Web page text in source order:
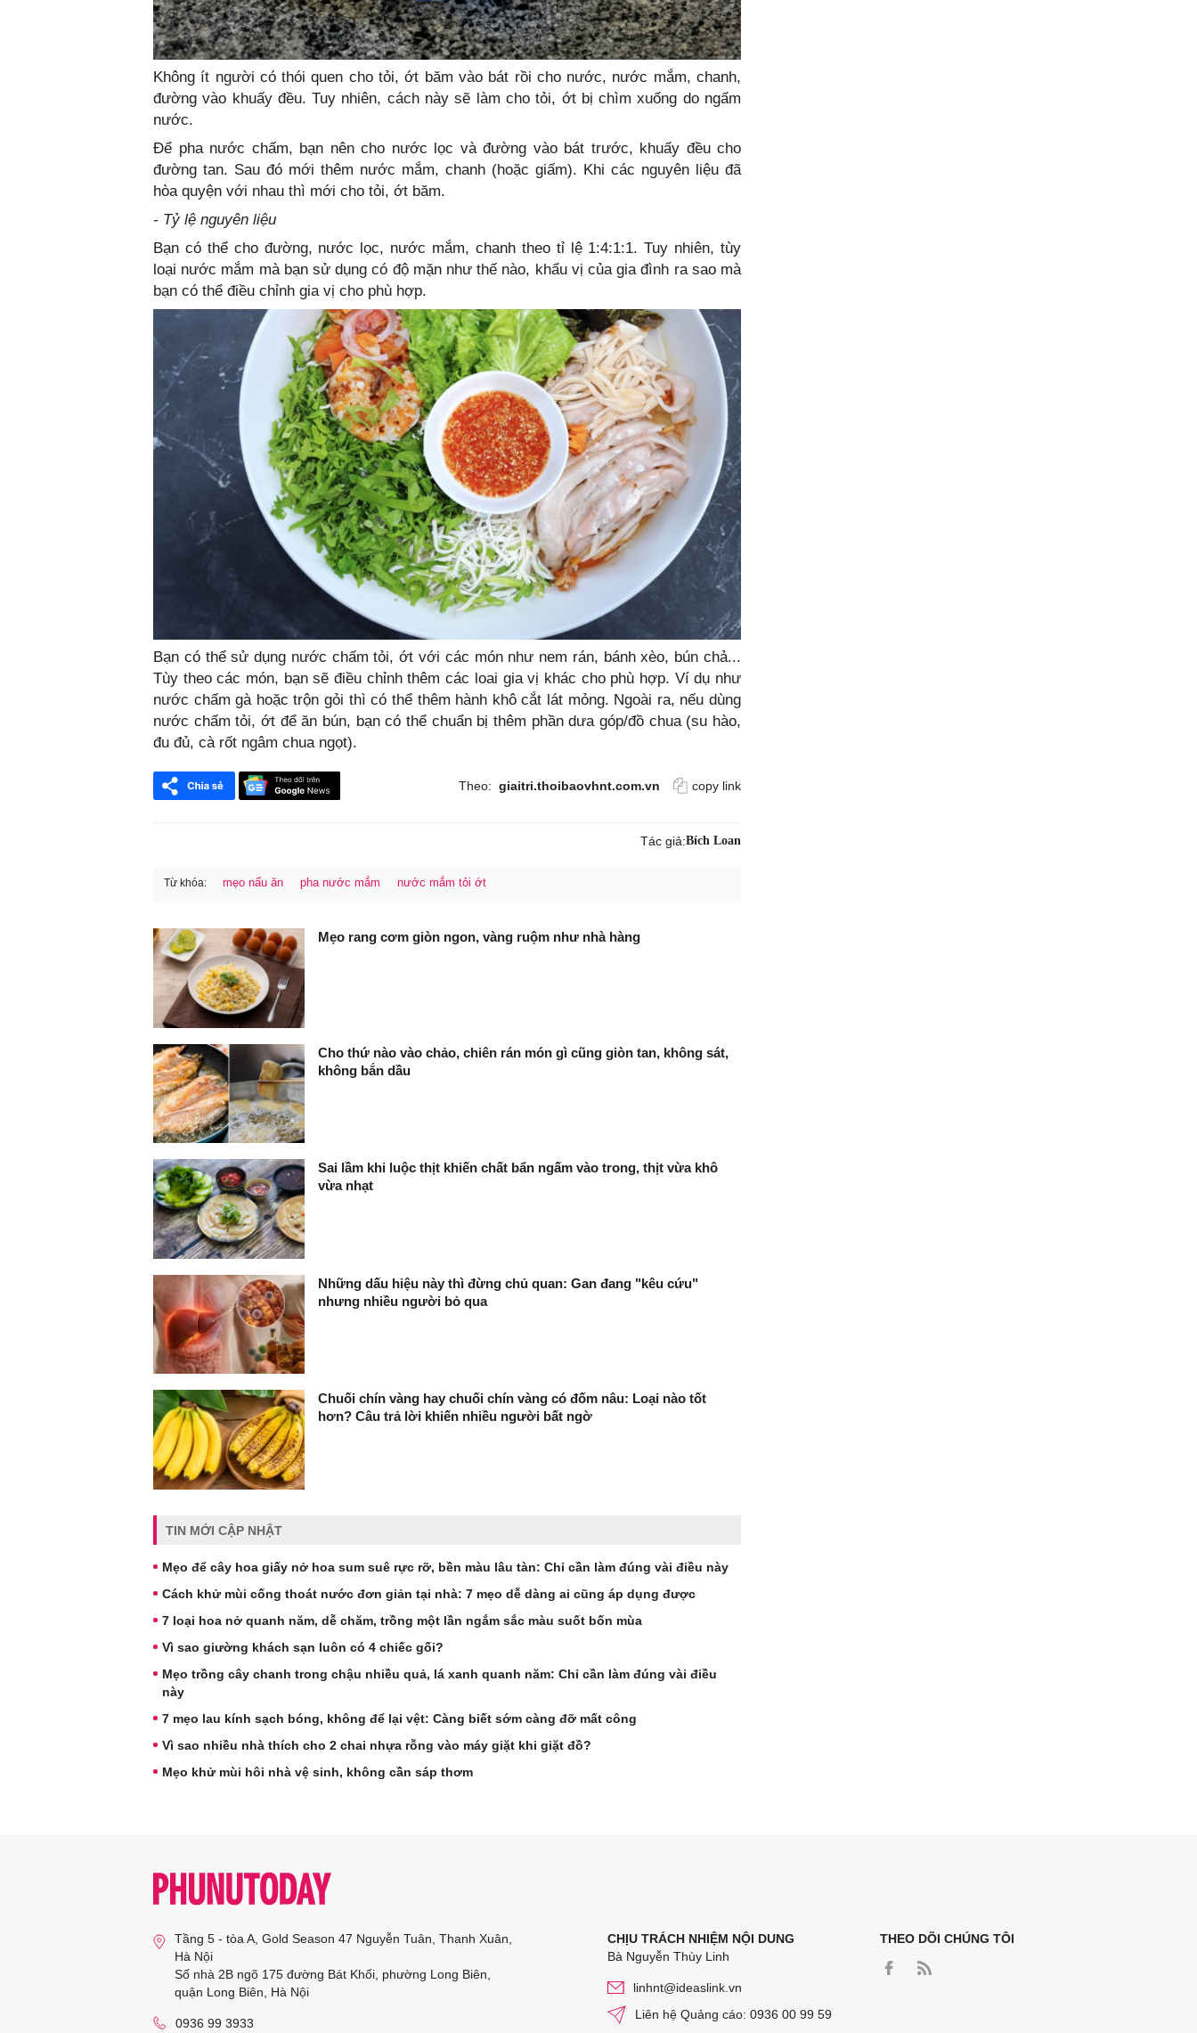
Không ít người có thói quen cho tỏi, ớt băm vào bát rồi cho nước, nước mắm, chanh,
đường vào khuấy đều. Tuy nhiên, cách này sẽ làm cho tỏi, ớt bị chìm xuống do ngấm
nước.
Để pha nước chấm, bạn nên cho nước lọc và đường vào bát trước, khuấy đều cho
đường tan. Sau đó mới thêm nước mắm, chanh (hoặc giấm). Khi các nguyên liệu đã
hòa quyện với nhau thì mới cho tỏi, ớt băm.
- Tỷ lệ nguyên liệu
Bạn có thể cho đường, nước lọc, nước mắm, chanh theo tỉ lệ 1:4:1:1. Tuy nhiên, tùy
loại nước mắm mà bạn sử dụng có độ mặn như thế nào, khẩu vị của gia đình ra sao mà
bạn có thể điều chỉnh gia vị cho phù hợp.
Bạn có thể sử dụng nước chấm tỏi, ớt với các món như nem rán, bánh xèo, bún chả...
Tùy theo các món, bạn sẽ điều chỉnh thêm các loai gia vị khác cho phù hợp. Ví dụ như
nước chấm gà hoặc trộn gỏi thì có thể thêm hành khô cắt lát mỏng. Ngoài ra, nếu dùng
nước chấm tỏi, ớt để ăn bún, bạn có thể chuẩn bị thêm phần dưa góp/đồ chua (su hào,
đu đủ, cà rốt ngâm chua ngọt).
Theo: giaitri.thoibaovhnt.com.vn copy link
Tác giả:Bích Loan
Từ khóa: mẹo nấu ăn pha nước mắm nước mắm tỏi ớt
Mẹo rang cơm giòn ngon, vàng ruộm như nhà hàng
Cho thứ nào vào chảo, chiên rán món gì cũng giòn tan, không sát,
không bắn dầu
Sai lầm khi luộc thịt khiến chất bẩn ngấm vào trong, thịt vừa khô
vừa nhạt
Những dấu hiệu này thì đừng chủ quan: Gan đang "kêu cứu"
nhưng nhiều người bỏ qua
Chuối chín vàng hay chuối chín vàng có đốm nâu: Loại nào tốt
hơn? Câu trả lời khiến nhiều người bất ngờ
TIN MỚI CẬP NHẬT
Mẹo để cây hoa giấy nở hoa sum suê rực rỡ, bền màu lâu tàn: Chỉ cần làm đúng vài điều này
Cách khử mùi cống thoát nước đơn giản tại nhà: 7 mẹo dễ dàng ai cũng áp dụng được
7 loại hoa nở quanh năm, dễ chăm, trồng một lần ngắm sắc màu suốt bốn mùa
Vì sao giường khách sạn luôn có 4 chiếc gối?
Mẹo trồng cây chanh trong chậu nhiều quả, lá xanh quanh năm: Chỉ cần làm đúng vài điều
này
7 mẹo lau kính sạch bóng, không để lại vệt: Càng biết sớm càng đỡ mất công
Vì sao nhiều nhà thích cho 2 chai nhựa rỗng vào máy giặt khi giặt đồ?
Mẹo khử mùi hôi nhà vệ sinh, không cần sáp thơm
Tầng 5 - tòa A, Gold Season 47 Nguyễn Tuân, Thanh Xuân,
Hà Nội
Số nhà 2B ngõ 175 đường Bát Khối, phường Long Biên,
quận Long Biên, Hà Nội
0936 99 3933
CHỊU TRÁCH NHIỆM NỘI DUNG
Bà Nguyễn Thùy Linh
linhnt@ideaslink.vn
Liên hệ Quảng cáo: 0936 00 99 59
THEO DÕI CHÚNG TÔI